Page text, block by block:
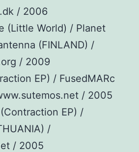
/ 2006
(Little World) / Planet
(FINLAND) /
/ 2009
EP) / FusedMARc
/ 2005
EP) /
/
/ 2005